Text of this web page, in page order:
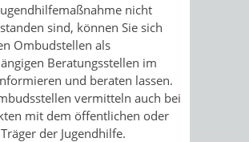
nicht
sind, können Sie sich
Ombudstellen als
Beratungsstellen im
und beraten lassen.
vermitteln auch bei
mit dem öffentlichen oder
der Jugendhilfe.